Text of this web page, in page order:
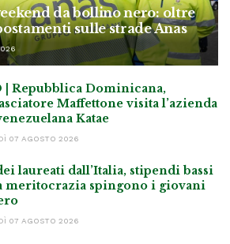
da bollino nero: oltre
sulle strade Anas
| Repubblica Dominicana,
Maffettone visita l’azienda
Katae
07 AGOSTO 2026
laureati dall’Italia, stipendi bassi
meritocrazia spingono i giovani
07 AGOSTO 2026